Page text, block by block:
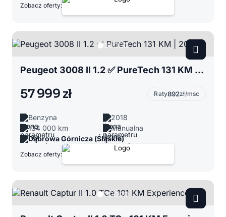
Zobacz oferty:
Peugeot 3008 II 1.2 ✅ PureTech 131 KM | 2018
57 999 zł Raty892zł/msc
Benzyna
2018
134 000 km
Manualna
Dąbrowa Górnicza (Śląskie)
Zobacz oferty: